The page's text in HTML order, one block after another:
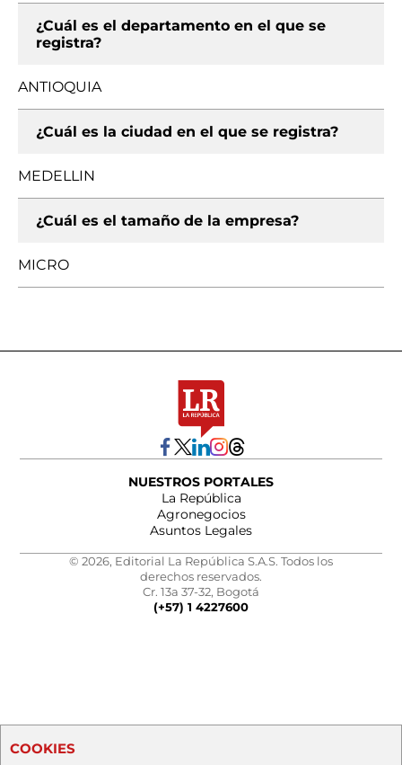
¿Cuál es el departamento en el que se
registra?
ANTIOQUIA
¿Cuál es la ciudad en el que se registra?
MEDELLIN
¿Cuál es el tamaño de la empresa?
MICRO
NUESTROS PORTALES
La República
Agronegocios
Asuntos Legales
© 2026, Editorial La República S.A.S. Todos los
derechos reservados.
Cr. 13a 37-32, Bogotá
(+57) 1 4227600
COOKIES